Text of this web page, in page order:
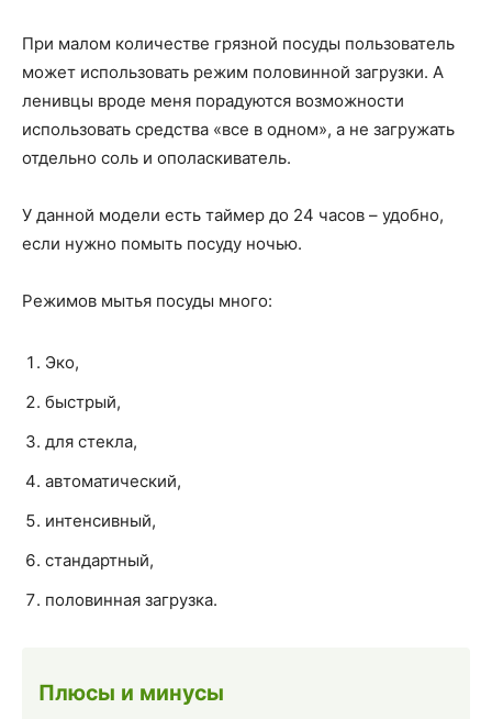
При малом количестве грязной посуды пользователь
может использовать режим половинной загрузки. А
ленивцы вроде меня порадуются возможности
использовать средства «все в одном», а не загружать
отдельно соль и ополаскиватель.
У данной модели есть таймер до 24 часов – удобно,
если нужно помыть посуду ночью.
Режимов мытья посуды много:
Эко,
быстрый,
для стекла,
автоматический,
интенсивный,
стандартный,
половинная загрузка.
Плюсы и минусы